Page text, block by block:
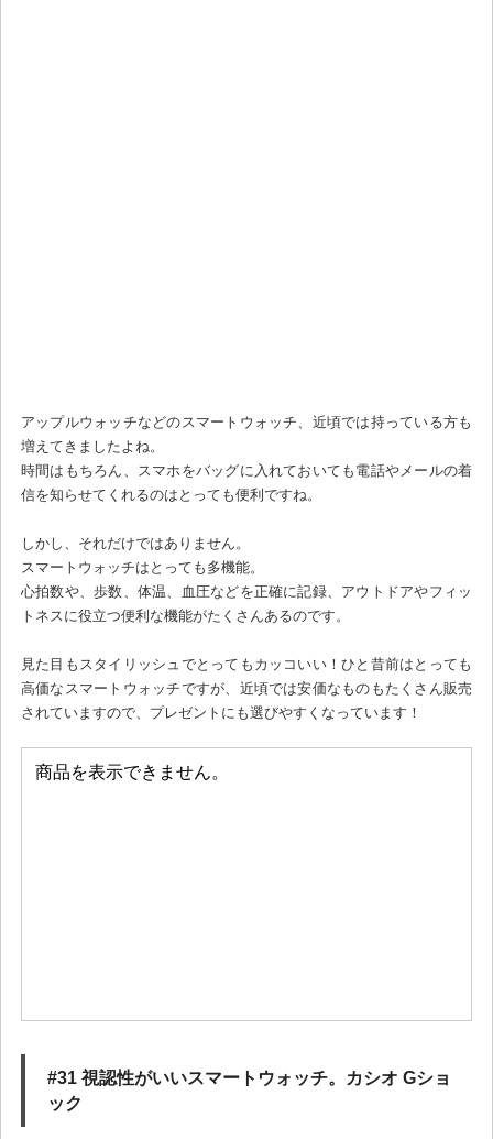
アップルウォッチなどのスマートウォッチ、近頃では持っている方も
増えてきましたよね。
時間はもちろん、スマホをバッグに入れておいても電話やメールの着
信を知らせてくれるのはとっても便利ですね。
しかし、それだけではありません。
スマートウォッチはとっても多機能。
心拍数や、歩数、体温、血圧などを正確に記録、アウトドアやフィッ
トネスに役立つ便利な機能がたくさんあるのです。
見た目もスタイリッシュでとってもカッコいい！ひと昔前はとっても
高価なスマートウォッチですが、近頃では安価なものもたくさん販売
されていますので、プレゼントにも選びやすくなっています！
#31 視認性がいいスマートウォッチ。カシオ Gショ
ック